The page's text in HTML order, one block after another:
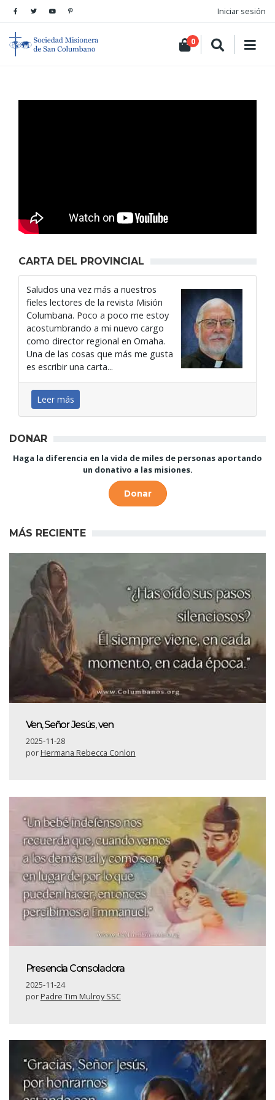
Iniciar sesión
0
CARTA DEL PROVINCIAL
Saludos una vez más a nuestros
fieles lectores de la revista Misión
Columbana. Poco a poco me estoy
acostumbrando a mi nuevo cargo
como director regional en Omaha.
Una de las cosas que más me gusta
es escribir una carta...
Leer más
DONAR
Haga la diferencia en la vida de miles de personas aportando
un donativo a las misiones.
Donar
MÁS RECIENTE
Ven, Señor Jesús, ven
2025-11-28
porHermana Rebecca Conlon
Presencia Consoladora
2025-11-24
porPadre Tim Mulroy SSC